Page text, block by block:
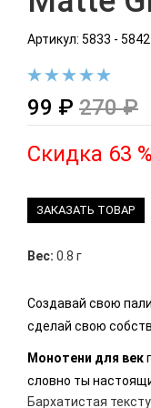
Артикул: 5833 - 5842
99 ₽ 270 ₽
Скидка 63 %
ЗАКАЗАТЬ ТОВАР
Вес: 0.8 г
Создавай свою
сделай свою
Монотени для век
словно ты
Бархатистая